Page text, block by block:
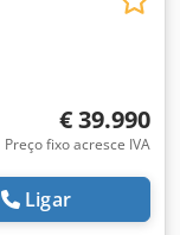
€ 39.990
Preço fixo acresce IVA
Ligar